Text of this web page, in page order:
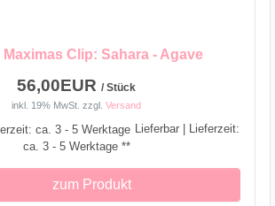
Maximas Clip: Sahara - Agave
56,00EUR / Stück
inkl. 19% MwSt. zzgl. Versand
Lieferbar | Lieferzeit:
ca. 3 - 5 Werktage **
zum Produkt